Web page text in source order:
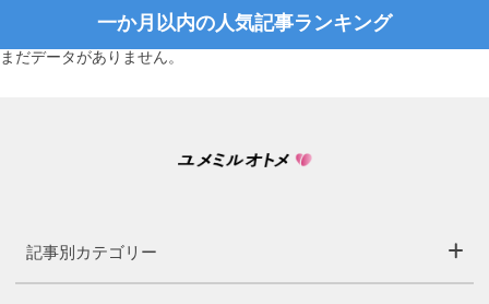
一か月以内の人気記事ランキング
まだデータがありません。
記事別カテゴリー